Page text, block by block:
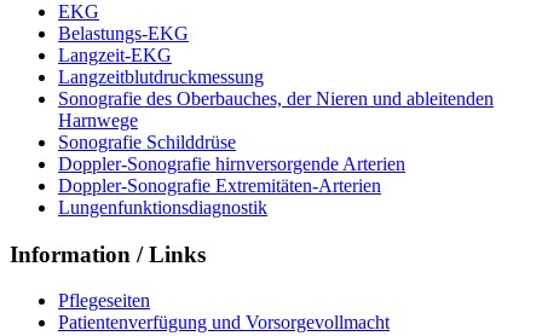
EKG
Belastungs-EKG
Langzeit-EKG
Langzeitblutdruckmessung
Sonografie des Oberbauches, der Nieren und ableitenden
Harnwege
Sonografie Schilddrüse
Doppler-Sonografie hirnversorgende Arterien
Doppler-Sonografie Extremitäten-Arterien
Lungenfunktionsdiagnostik
Information / Links
Pflegeseiten
Patientenverfügung und Vorsorgevollmacht